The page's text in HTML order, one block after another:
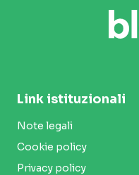
Link istituzionali
Note legali
Cookie policy
Privacy policy